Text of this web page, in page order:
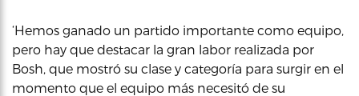
‘Hemos ganado un partido importante como equipo,
pero hay que destacar la gran labor realizada por
Bosh, que mostró su clase y categoría para surgir en el
momento que el equipo más necesitó de su